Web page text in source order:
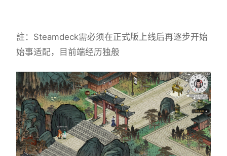
註：Steamdeck需必须在正式版上线后再逐步开始
始事适配，目前端经历独般